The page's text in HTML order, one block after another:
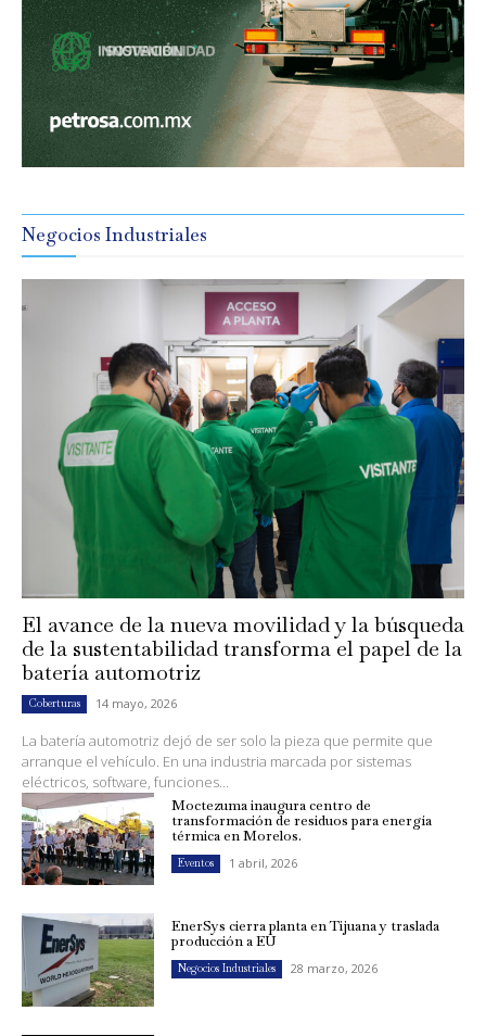
Negocios Industriales
El avance de la nueva movilidad y la búsqueda
de la sustentabilidad transforma el papel de la
batería automotriz
Coberturas 14 mayo, 2026
La batería automotriz dejó de ser solo la pieza que permite que
arranque el vehículo. En una industria marcada por sistemas
eléctricos, software, funciones...
Moctezuma inaugura centro de
transformación de residuos para energía
térmica en Morelos.
Eventos 1 abril, 2026
EnerSys cierra planta en Tijuana y traslada
producción a EU
Negocios Industriales 28 marzo, 2026